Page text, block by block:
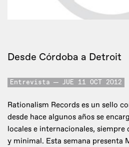
Desde Córdoba a Detroit
Entrevista JUE 11 OCT 2012
Rationalism Records es un sello
desde hace algunos años se
locales e internacionales,
y minimal. Esta semana presenta